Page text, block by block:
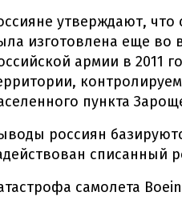
утверждают,
изготовлена еще во
армии в 2011
пункта
россиян
списанный
самолета